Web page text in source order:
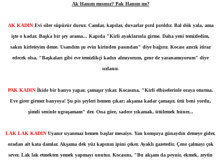
t
n
i
i
Ak Hanım mısınız? Pak Hanım mı?
AK KADIN Evi siler süpürür durur. Camlar, kapılar, duvarlar pırıl pırıldır. Bal dök yala, ama
işte o kadar. Başka bir şey arama... Kapıda "Kirli ayaklarınla girme. Daha yeni temizledim,
sakın kirleteyim deme. Usandım şu evin kirinden pasından" diye bağırır. Kocası azıcık itiraz
edecek olsa, "Başkaları gibi eve temizlikçi kadın almıyorum, gene deyaranamıyorum" diye
sızlanır.
PAK KADIN İkide bir banyo yapar, çamaşır yıkar. Kocasına, "Kirli elbiselerinle oraya oturma.
Eve girer girmez banyoya! Şu pis şeyleri hemen çıkar; akşama kadar çamaşır, ütü beni yordu,
şimdi seninle ugraşamam" der. Ona göre, sadece yıkamak, ütülemek hüner...
LAK LAK KADIN Uyanır uyanmaz hemen başlar mesaiye. Yan komşuya günaydın demeye gider,
oradan alt kata damlar. Akşama dek yüz kapının ipini çeker. Ayaklı gazetedir. Çene çalmayı çok
sever. Lak lak etmekten yemek yapmayı unutur. Kocasını, "Bu akşam da peynir, ekmek, zeytin